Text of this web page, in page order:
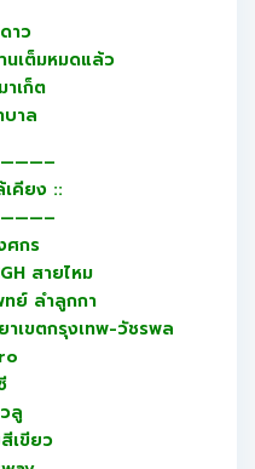
าว
นเต็มหมดแล้ว
าเก็ต
บาล
เคียง ::
ศกร
สายไหม
ทย์ ลำลูกกา
าเขตกรุงเทพ-วัชรพล
ลู
เขียว